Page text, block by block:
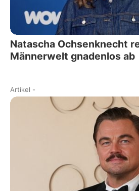
Natascha Ochsenknecht
Männerwelt gnadenlos ab
Artikel -